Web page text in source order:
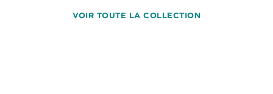
VOIR TOUTE LA COLLECTION